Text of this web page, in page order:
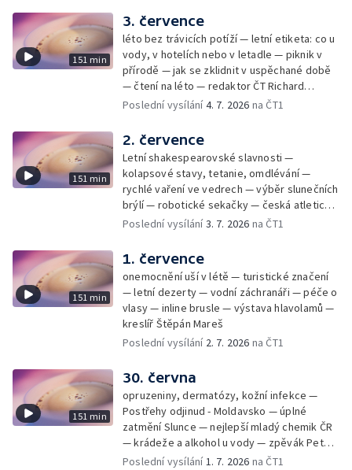
151 min
3. července
léto bez trávicích potíží — letní etiketa: co u
vody, v hotelích nebo v letadle — piknik v
přírodě — jak se zklidnit v uspěchané době
— čtení na léto — redaktor ČT Richard
Samko
Poslední vysílání4. 7. 2026 na ČT1
151 min
2. července
Letní shakespearovské slavnosti —
kolapsové stavy, tetanie, omdlévání —
rychlé vaření ve vedrech — výběr slunečních
brýlí — robotické sekačky — česká atletická
rekordmanka — psí seriál: výmarský
Poslední vysílání3. 7. 2026 na ČT1
151 min
1. července
onemocnění uší v létě — turistické značení
— letní dezerty — vodní záchranáři — péče o
vlasy — inline brusle — výstava hlavolamů —
kreslíř Štěpán Mareš
Poslední vysílání 2. 7. 2026 na ČT1
151 min
30. června
opruzeniny, dermatózy, kožní infekce —
Postřehy odjinud - Moldavsko — úplné
zatmění Slunce — nejlepší mladý chemik ČR
— krádeže a alkohol u vody — zpěvák Peter
Cmorik
Poslední vysílání1. 7. 2026 na ČT1